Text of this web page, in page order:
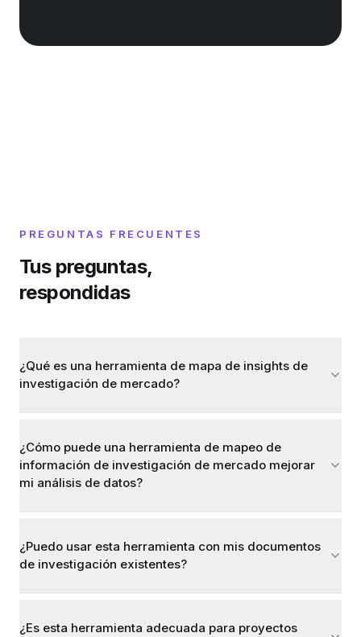
PREGUNTAS FRECUENTES
Tus preguntas,
respondidas
¿Qué es una herramienta de mapa de insights de
investigación de mercado?
¿Cómo puede una herramienta de mapeo de
información de investigación de mercado mejorar
mi análisis de datos?
¿Puedo usar esta herramienta con mis documentos
de investigación existentes?
¿Es esta herramienta adecuada para proyectos